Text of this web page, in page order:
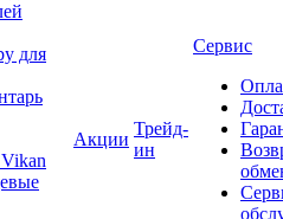
для
Акции
Трейд-
ин
Сервис